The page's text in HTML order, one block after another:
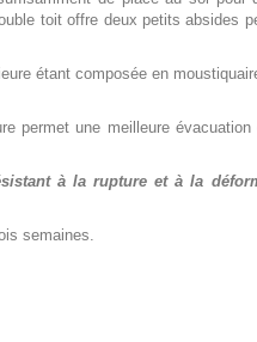
toit offre deux petits absides
étant composée en
permet une meilleure
à la rupture et à la
semaines.